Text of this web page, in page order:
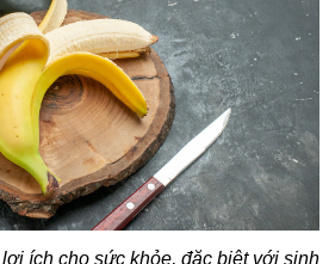
ích cho sức khỏe, đặc biệt với sinh